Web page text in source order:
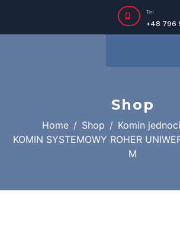
+48 796
Tel.
Shop
Home Shop
Komin
KOMIN SYSTEMOWY ROHER
M